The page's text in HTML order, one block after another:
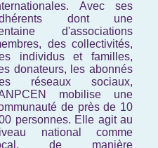
Avec ses
dont une
d'associations
des collectivités,
individus et familles,
donateurs, les abonnés
réseaux sociaux,
mobilise une
de près de 10
personnes. Elle agit au
national comme
de manière